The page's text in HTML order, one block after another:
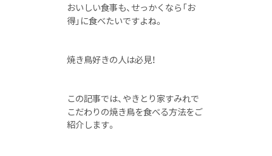
おいしい食事も、せっかくなら「お
得」に食べたいですよね。
焼き鳥好きの人は必見！
この記事では、やきとり家すみれで
こだわりの焼き鳥を食べる方法をご
紹介します。